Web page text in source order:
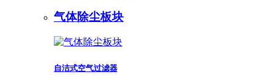
气体除尘板块
自洁式空气过滤器